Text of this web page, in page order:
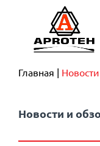
Главная
Новости и